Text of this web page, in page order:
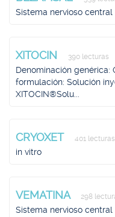
Sistema nervioso central
XITOCIN 390 lecturas
Denominación
formulación: Solución
XITOCIN®Solu...
CRYOXET 401 lecturas
in vitro
VEMATINA 298
Sistema nervioso central